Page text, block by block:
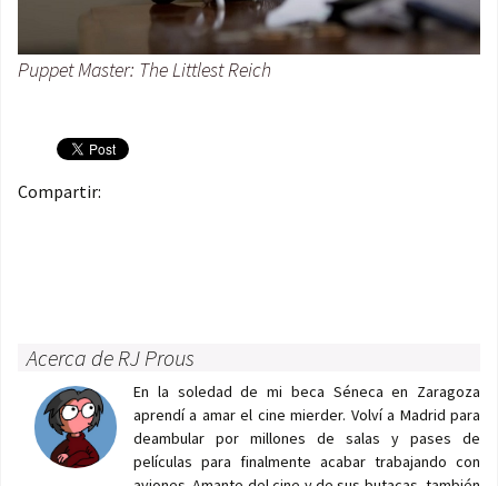
Puppet Master: The Littlest Reich
Compartir:
Acerca de RJ Prous
En la soledad de mi beca Séneca en Zaragoza
aprendí a amar el cine mierder. Volví a Madrid para
deambular por millones de salas y pases de
películas para finalmente acabar trabajando con